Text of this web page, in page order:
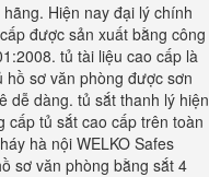
Hiện nay đại lý chính
được sản xuất bằng công
tủ tài liệu cao cấp là
sơ văn phòng được sơn
dễ dàng. tủ sắt thanh lý hiện
cấp tủ sắt cao cấp trên toàn
hà nội WELKO Safes
sơ văn phòng bằng sắt 4